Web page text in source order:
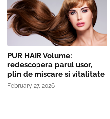
PUR HAIR Volume:
redescopera parul usor,
plin de miscare si vitalitate
February 27, 2026